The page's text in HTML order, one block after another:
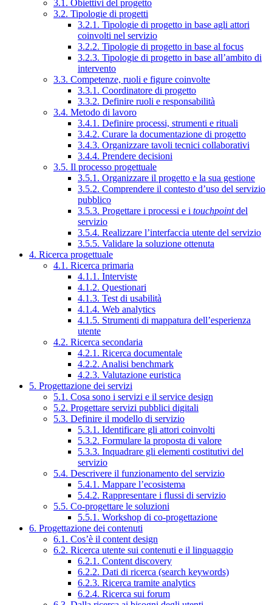
3.1. Obiettivi del progetto
3.2. Tipologie di progetti
3.2.1. Tipologie di progetto in base agli attori
coinvolti nel servizio
3.2.2. Tipologie di progetto in base al focus
3.2.3. Tipologie di progetto in base all’ambito di
intervento
3.3. Competenze, ruoli e figure coinvolte
3.3.1. Coordinatore di progetto
3.3.2. Definire ruoli e responsabilità
3.4. Metodo di lavoro
3.4.1. Definire processi, strumenti e rituali
3.4.2. Curare la documentazione di progetto
3.4.3. Organizzare tavoli tecnici collaborativi
3.4.4. Prendere decisioni
3.5. Il processo progettuale
3.5.1. Organizzare il progetto e la sua gestione
3.5.2. Comprendere il contesto d’uso del servizio
pubblico
3.5.3. Progettare i processi e i touchpointdel
servizio
3.5.4. Realizzare l’interfaccia utente del servizio
3.5.5. Validare la soluzione ottenuta
4. Ricerca progettuale
4.1. Ricerca primaria
4.1.1. Interviste
4.1.2. Questionari
4.1.3. Test di usabilità
4.1.4. Web analytics
4.1.5. Strumenti di mappatura dell’esperienza
utente
4.2. Ricerca secondaria
4.2.1. Ricerca documentale
4.2.2. Analisi benchmark
4.2.3. Valutazione euristica
5. Progettazione dei servizi
5.1. Cosa sono i servizi e il service design
5.2. Progettare servizi pubblici digitali
5.3. Definire il modello di servizio
5.3.1. Identificare gli attori coinvolti
5.3.2. Formulare la proposta di valore
5.3.3. Inquadrare gli elementi costitutivi del
servizio
5.4. Descrivere il funzionamento del servizio
5.4.1. Mappare l’ecosistema
5.4.2. Rappresentare i flussi di servizio
5.5. Co-progettare le soluzioni
5.5.1. Workshop di co-progettazione
6. Progettazione dei contenuti
6.1. Cos’è il content design
6.2. Ricerca utente sui contenuti e il linguaggio
6.2.1. Content discovery
6.2.2. Dati di ricerca (search keywords)
6.2.3. Ricerca tramite analytics
6.2.4. Ricerca sui forum